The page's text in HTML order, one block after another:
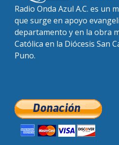
Radio Onda Azul A.C. es un
que surge en apoyo
departamento y en la obra
Católica en la Diócesis San
Puno.